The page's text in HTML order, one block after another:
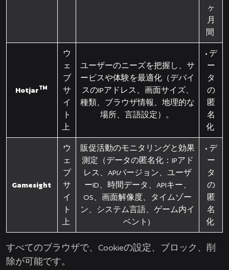
ヶ
月
間
HotjarTM
ウ
ェ
ブ
サ
イ
ト
上
ユーザーのニーズを把握し、サ
ービスや体験を最適化（デバイ
スのIPアドレス、画面サイズ、
種類、ブラウザ情報、地理的な
場所、言語設定）。
• デ
ー
タ
の
匿
名
化
Gamesight
ウ
ェ
ブ
サ
イ
ト
上
販促活動のモニタリングと効果
測定（データの匿名化：IPアド
レス、APIバージョン、ユーザ
ーID、時間データ、APIキー、
OS、画面解像度、タイムゾー
ン、システム言語、ゲーム内イ
ベント)
• デ
ー
タ
の
匿
名
化
すべてのブラウザで、Cookieの設定、ブロック、削
除が可能です。